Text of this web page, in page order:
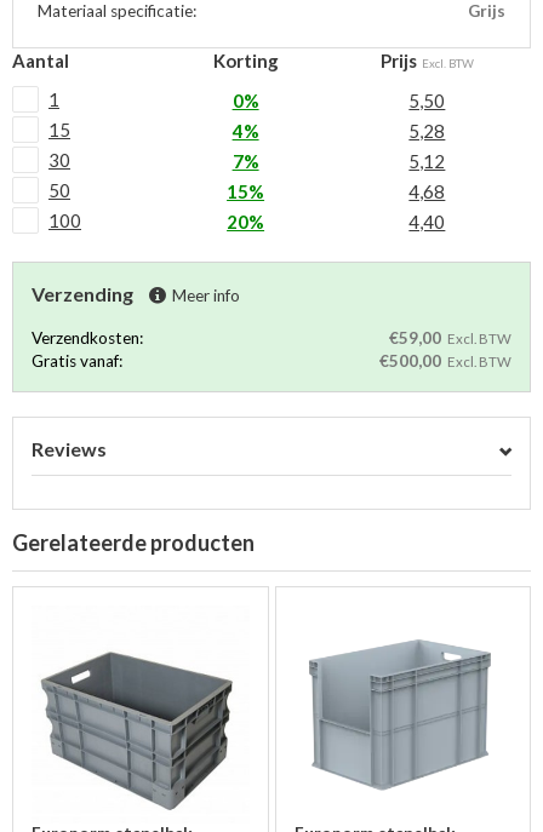
Materiaal specificatie:
Grijs
Aantal Korting Prijs Excl. BTW
1 0%
5,50
15
4%
5,28
30
7%
5,12
50
15%
4,68
100
20% 4,40
Verzending Meer info
Verzendkosten: €59,00 Excl. BTW
Gratis vanaf: €500,00 Excl. BTW
Reviews
Gerelateerde producten